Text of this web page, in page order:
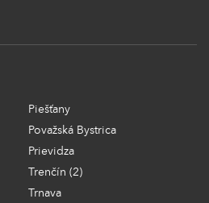
Piešťany
Považská Bystrica
Prievidza
Trenčín (2)
Trnava